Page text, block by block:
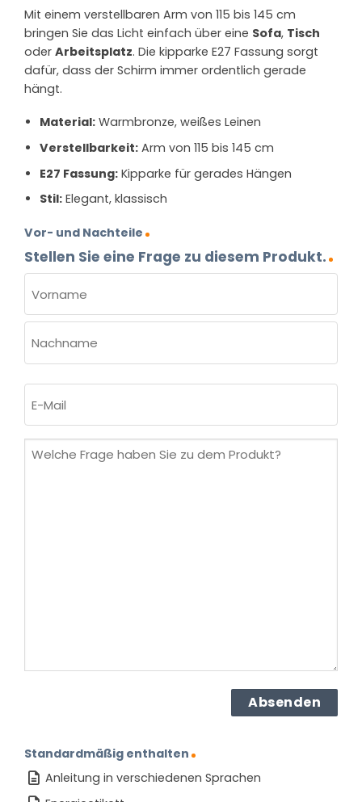
Mit einem verstellbaren Arm von 115 bis 145 cm
bringen Sie das Licht einfach über eine Sofa, Tisch
oder Arbeitsplatz. Die kipparke E27 Fassung sorgt
dafür, dass der Schirm immer ordentlich gerade
hängt.
Material:Warmbronze, weißes Leinen
Verstellbarkeit:Arm von 115 bis 145 cm
E27 Fassung:Kipparke für gerades Hängen
Stil:Elegant, klassisch
Vor- und Nachteile
Stellen Sie eine Frage zu diesem Produkt.
(ERFORDERLICH)
Vorname
Mail
Welche
Standardmäßig enthalten
Anleitung in verschiedenen Sprachen